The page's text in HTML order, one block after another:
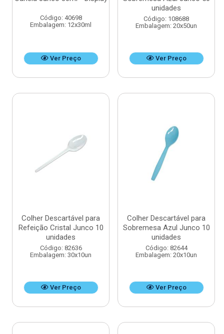
Código: 40698
Embalagem: 12x30ml
Ver Preço
unidades
Código: 108688
Embalagem: 20x50un
Ver Preço
Colher Descartável para
Refeição Cristal Junco 10
unidades
Código: 82636
Embalagem: 30x10un
Ver Preço
Colher Descartável para
Sobremesa Azul Junco 10
unidades
Código: 82644
Embalagem: 20x10un
Ver Preço